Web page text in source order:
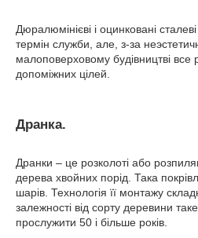
Дюралюмінієві і оцинковані
термін служби, але, з-за
малоповерховому будівництві все
допоміжних цілей.
Дранка.
Дранки – це розколоті або
дерева хвойних порід. Така
шарів. Технологія її монтажу
залежності від сорту деревини
прослужити 50 і більше років.